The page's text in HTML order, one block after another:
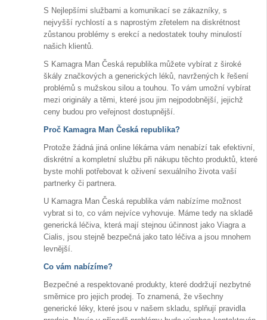
S Nejlepšími službami a komunikací se zákazníky, s
nejvyšší rychlostí a s naprostým zřetelem na diskrétnost
zůstanou problémy s erekcí a nedostatek touhy minulostí
našich klientů.
S Kamagra Man Česká republika můžete vybírat z široké
škály značkových a generických léků, navržených k řešení
problémů s mužskou silou a touhou. To vám umožní vybírat
mezi originály a těmi, které jsou jim nejpodobnější, jejichž
ceny budou pro veřejnost dostupnější.
Proč Kamagra Man Česká republika?
Protože žádná jiná online lékárna vám nenabízí tak efektivní,
diskrétní a kompletní službu při nákupu těchto produktů, které
byste mohli potřebovat k oživení sexuálního života vaší
partnerky či partnera.
U Kamagra Man Česká republika vám nabízíme možnost
vybrat si to, co vám nejvíce vyhovuje. Máme tedy na skladě
generická léčiva, která mají stejnou účinnost jako Viagra a
Cialis, jsou stejně bezpečná jako tato léčiva a jsou mnohem
levnější.
Co vám nabízíme?
Bezpečné a respektované produkty, které dodržují nezbytné
směrnice pro jejich prodej. To znamená, že všechny
generické léky, které jsou v našem skladu, splňují pravidla